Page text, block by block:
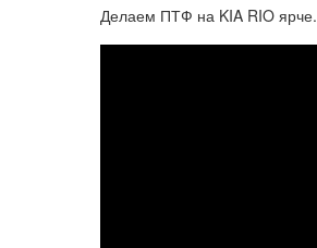
Делаем ПТФ на KIA RIO ярче.